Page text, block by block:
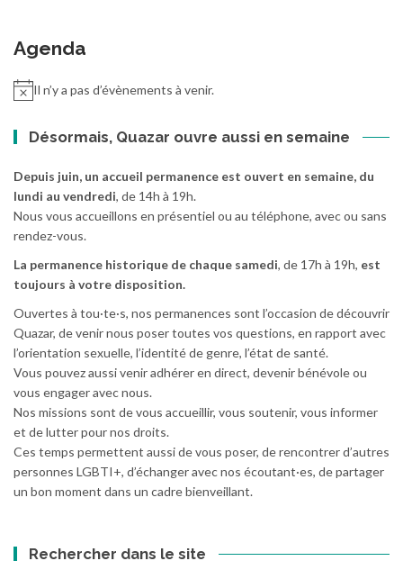
Agenda
Il n’y a pas d’évènements à venir.
Désormais, Quazar ouvre aussi en semaine
Depuis juin, un accueil permanence est ouvert en semaine, du
lundi au vendredi, de 14h à 19h.
Nous vous accueillons en présentiel ou au téléphone, avec ou sans
rendez-vous.
La permanence historique de chaque samedi, de 17h à 19h, est
toujours à votre disposition.
Ouvertes à tou·te·s, nos permanences sont l’occasion de découvrir
Quazar, de venir nous poser toutes vos questions, en rapport avec
l’orientation sexuelle, l’identité de genre, l’état de santé.
Vous pouvez aussi venir adhérer en direct, devenir bénévole ou
vous engager avec nous.
Nos missions sont de vous accueillir, vous soutenir, vous informer
et de lutter pour nos droits.
Ces temps permettent aussi de vous poser, de rencontrer d’autres
personnes LGBTI+, d’échanger avec nos écoutant·es, de partager
un bon moment dans un cadre bienveillant.
Rechercher dans le site